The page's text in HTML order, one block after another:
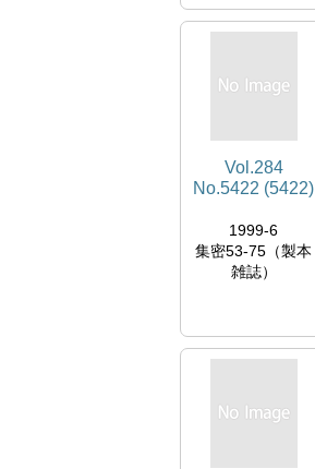
Vol.284
No.5422 (5422)
1999-6
集密53-75（製本
雑誌）